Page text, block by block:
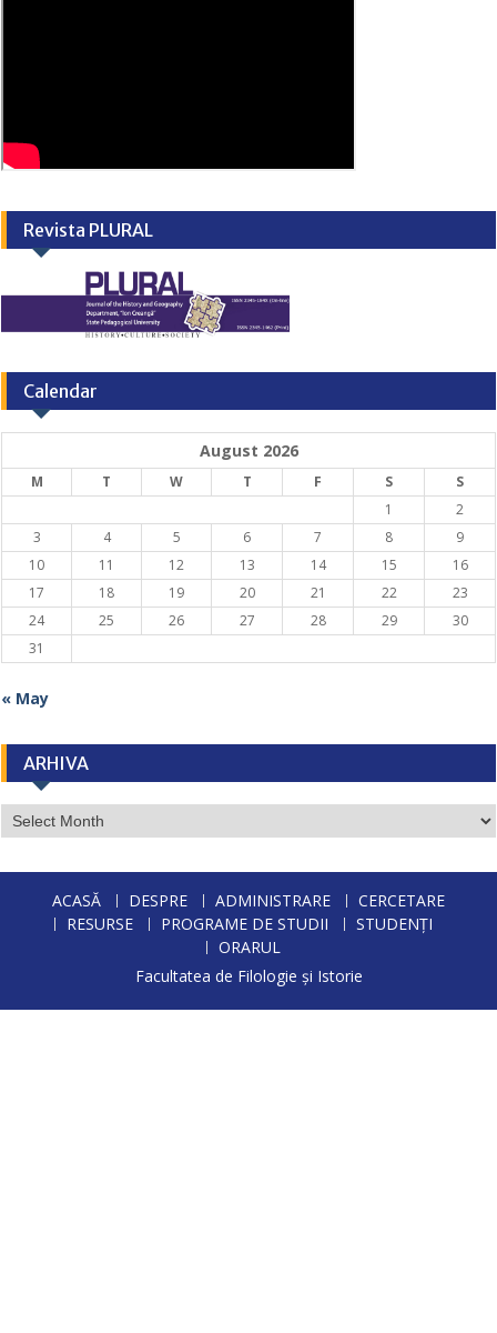
Revista PLURAL
Calendar
August 2026
M T W T F S
S
1
2
3
4 5 6 7 8
9
10
11 12 13 14 15
16
17
18 19 20 21 22
23
24
25 26 27 28 29
30
31
« May
ARHIVA
ARHIVA
ACASĂ DESPRE ADMINISTRARE
CERCETARE
RESURSE
PROGRAME DE STUDII
STUDENȚI
ORARUL
Facultatea de Filologie și Istorie